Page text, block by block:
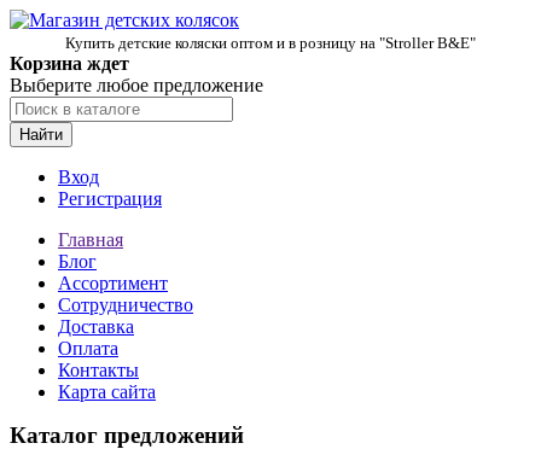
Купить детские коляски оптом и в розницу на "Stroller B&E"
Корзина ждет
Выберите любое предложение
Найти
Вход
Регистрация
Главная
Блог
Ассортимент
Сотрудничество
Доставка
Оплата
Контакты
Карта сайта
Каталог предложений